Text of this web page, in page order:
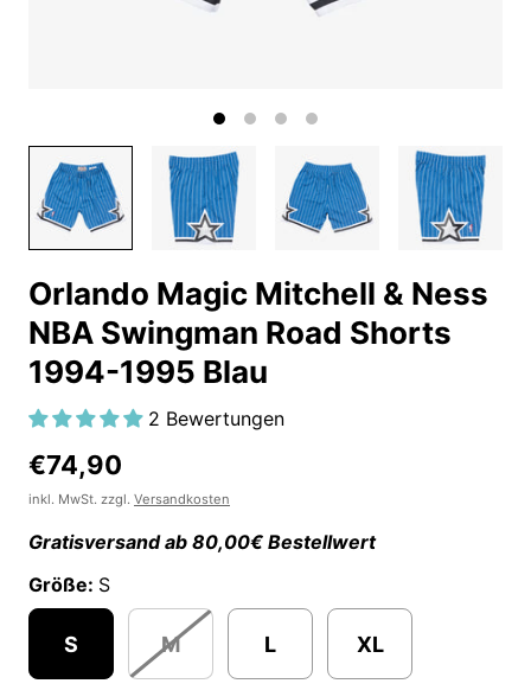
Orlando Magic Mitchell & Ness
NBA Swingman Road Shorts
1994-1995 Blau
2 Bewertungen
€74,90
inkl. MwSt. zzgl. Versandkosten
Gratisversand ab 80,00€ Bestellwert
Größe: S
S M L XL